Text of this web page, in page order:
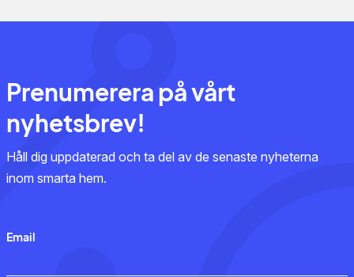
Prenumerera på vårt
nyhetsbrev!
Håll dig uppdaterad och ta del av de senaste nyheterna
inom smarta hem.
Email